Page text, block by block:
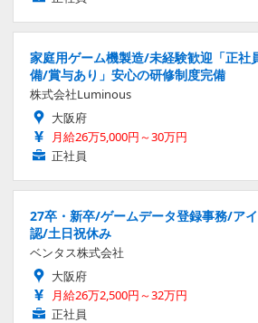
家庭用ゲーム機製造/未経験歓迎「正
備/賞与あり」安心の研修制度完備
株式会社Luminous
大阪府
月給26万5,000円～30万円
正社員
27卒・新卒/ゲームデータ登録事務/ア
認/土日祝休み
ベンタス株式会社
大阪府
月給26万2,500円～32万円
正社員